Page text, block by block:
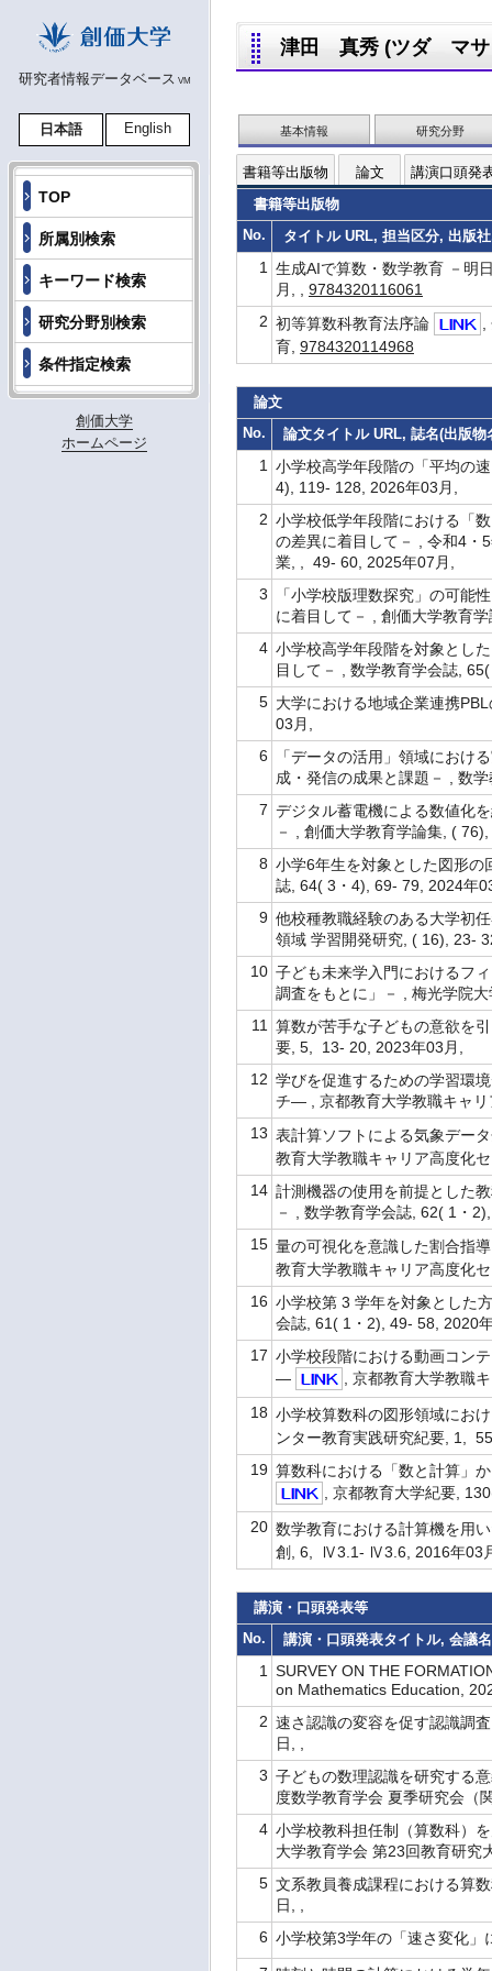
研究者情報データベース VM
日本語 English
TOP
所属別検索
キーワード検索
研究分野別検索
条件指定検索
創価大学
ホームページ
津田 真秀 (ツダ マサ
基本情報 研究分野
書籍等出版物 論文
講演口頭発
書籍等出版物
No.
タイトル URL, 担当区分, 出版
1
生成AIで算数・数学教育 －明
月, , 9784320116061
2 初等算数科教育法序論
育, 9784320114968
論文
No.
論文タイトル URL, 誌名(出版
1
小学校高学年段階の「平均の
4), 119- 128, 2026年03月,
2 小学校低学年段階における「
の差異に着目して－ , 令和4・
業, , 49- 60, 2025年07月,
3
「小学校版理数探究」の可能
に着目して－ , 創価大学教育
4 小学校高学年段階を対象とし
目して－ , 数学教育学会誌,
5 大学における地域企業連携
03月,
6
「データの活用」領域におけ
成・発信の成果と課題－ , 数
7 デジタル蓄電機による数値化
－ , 創価大学教育学論集, (
8 小学6年生を対象とした図形
誌, 64( 3・4), 69- 79, 2024年
9 他校種教職経験のある大学初
領域 学習開発研究, ( 16), 23-
10 子ども未来学入門におけるフ
調査をもとに」－ , 梅光学院
11
算数が苦手な子どもの意欲を
要, 5, 13- 20, 2023年03月,
12 学びを促進するための学習環
チ― , 京都教育大学教職キャ
13 表計算ソフトによる気象デー
教育大学教職キャリア高度化
14 計測機器の使用を前提とした
－ , 数学教育学会誌, 62( 1・
15 量の可視化を意識した割合指
教育大学教職キャリア高度化
16 小学校第 3 学年を対象とした
会誌, 61( 1・2), 49- 58, 2020
17 小学校段階における動画コン
―
, 京都教育大学教職
18 小学校算数科の図形領域にお
ンター教育実践研究紀要, 1,
19 算数科における「数と計算」
, 京都教育大学紀要,
20 数学教育における計算機を用
創, 6, Ⅳ3.1- Ⅳ3.6, 2016年
講演・口頭発表等
No.
講演・口頭発表タイトル, 会議
1
SURVEY ON THE
on Mathematics Education,
2 速さ認識の変容を促す認識調
日, ,
3 子どもの数理認識を研究する
度数学教育学会 夏季研究会
4 小学校教科担任制（算数科）
大学教育学会 第23回教育研
5 文系教員養成課程における算
日, ,
6 小学校第3学年の「速さ変化